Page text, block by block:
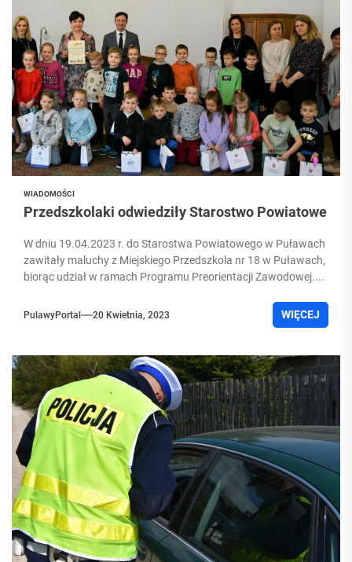
WIADOMOŚCI
Przedszkolaki odwiedziły Starostwo Powiatowe
W dniu 19.04.2023 r. do Starostwa Powiatowego w Puławach
zawitały maluchy z Miejskiego Przedszkola nr 18 w Puławach,
biorąc udział w ramach Programu Preorientacji Zawodowej....
PulawyPortal 20 Kwietnia, 2023 WIĘCEJ